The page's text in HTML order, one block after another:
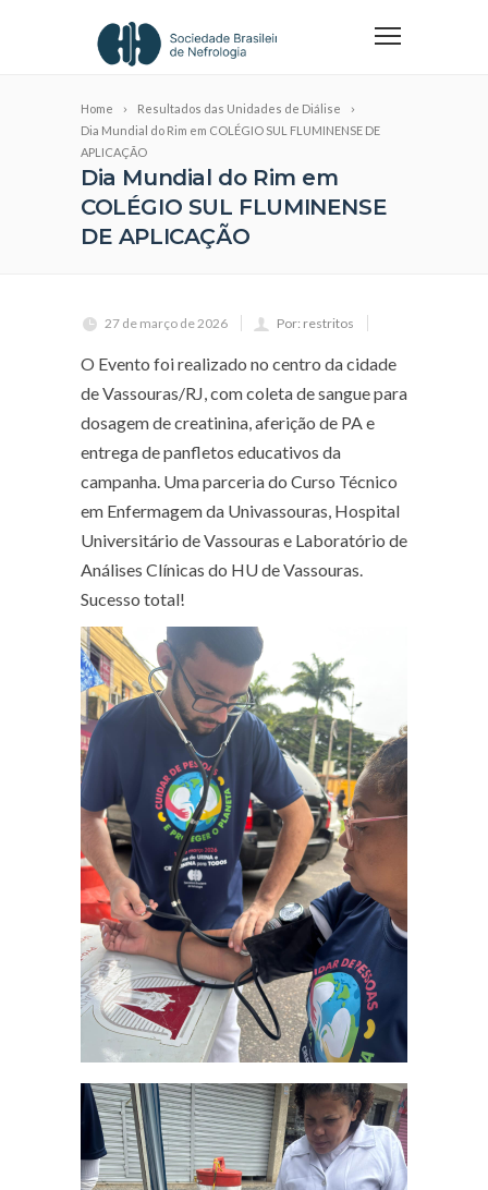
Home
Resultados das Unidades de Diálise
Dia Mundial do Rim em COLÉGIO SUL FLUMINENSE DE
APLICAÇÃO
Dia Mundial do Rim em
COLÉGIO SUL FLUMINENSE
DE APLICAÇÃO
27 de março de 2026 Por: restritos
O Evento foi realizado no centro da cidade
de Vassouras/RJ, com coleta de sangue para
dosagem de creatinina, aferição de PA e
entrega de panfletos educativos da
campanha. Uma parceria do Curso Técnico
em Enfermagem da Univassouras, Hospital
Universitário de Vassouras e Laboratório de
Análises Clínicas do HU de Vassouras.
Sucesso total!